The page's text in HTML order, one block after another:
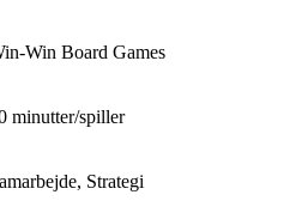
Win Board Games
minutter/spiller
Strategi